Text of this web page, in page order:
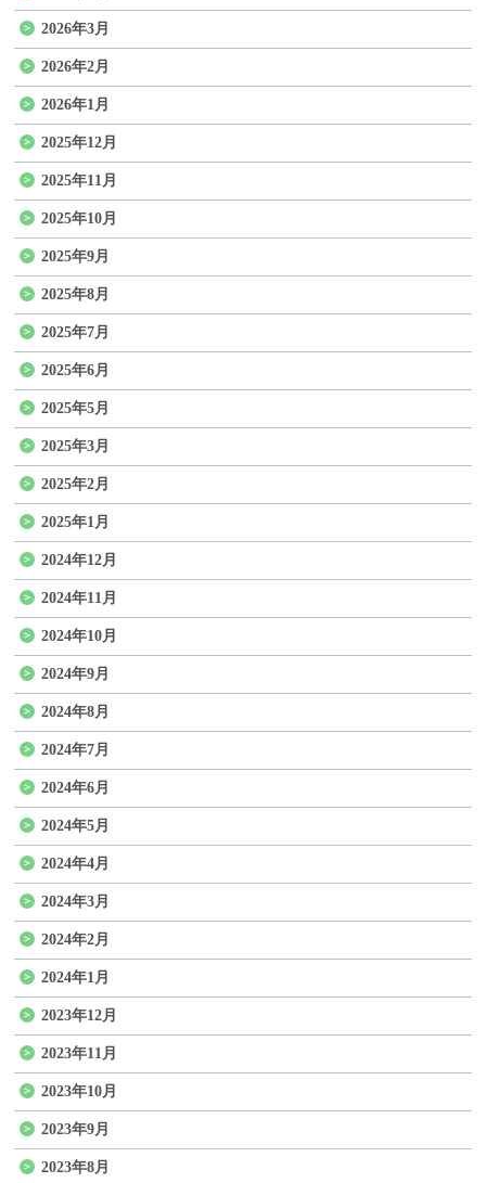
2026年3月
2026年2月
2026年1月
2025年12月
2025年11月
2025年10月
2025年9月
2025年8月
2025年7月
2025年6月
2025年5月
2025年3月
2025年2月
2025年1月
2024年12月
2024年11月
2024年10月
2024年9月
2024年8月
2024年7月
2024年6月
2024年5月
2024年4月
2024年3月
2024年2月
2024年1月
2023年12月
2023年11月
2023年10月
2023年9月
2023年8月